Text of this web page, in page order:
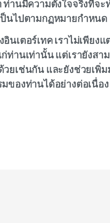
ท่านมีความตั้งใจจริงที่จ
ป็นไปตามกฏหมายกำหนด
นเตอร์เทค เราไม่เพียง
ท่านเท่านั้น แต่เรายังส
วยเช่นกัน และยังช่วยเพิ่
ของท่านได้อย่างต่อเนื่อง